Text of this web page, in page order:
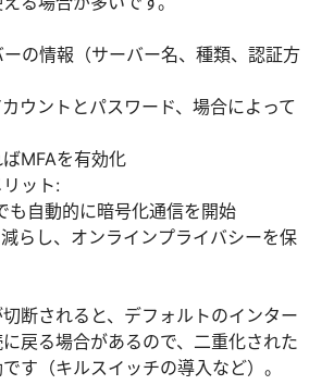
の情報（サーバー名、種類、認証方
ウントとパスワード、場合によって
MFAを有効化
ット:
も自動的に暗号化通信を開始
らし、オンラインプライバシーを保
断されると、デフォルトのインター
戻る場合があるので、二重化された
す（キルスイッチの導入など）。